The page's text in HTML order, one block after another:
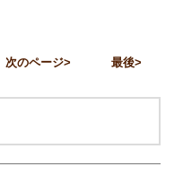
次のページ 最後